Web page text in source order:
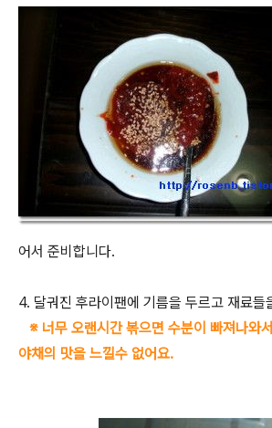
어서 준비합니다.
4. 달궈진 후라이팬에 기름을 두르고 재료들
※ 너무 오랜시간 볶으면 수분이 빠져나와
야채의 맛을 느낄수 없어요.